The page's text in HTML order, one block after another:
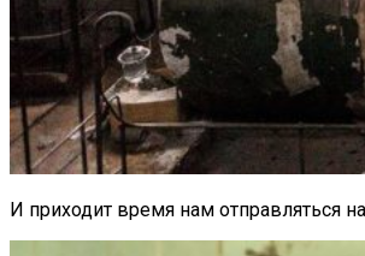
И приходит время нам отправляться